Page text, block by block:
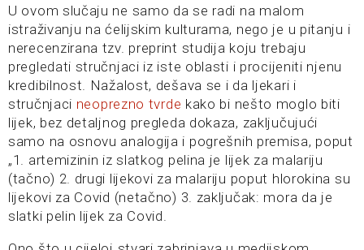
U ovom slučaju ne samo da se radi na malom
istraživanju na ćelijskim kulturama, nego je u pitanju i
nerecenzirana tzv. preprint studija koju trebaju
pregledati stručnjaci iz iste oblasti i procijeniti njenu
kredibilnost. Nažalost, dešava se i da ljekari i
stručnjaci neoprezno tvrde kako bi nešto moglo biti
lijek, bez detaljnog pregleda dokaza, zaključujući
samo na osnovu analogija i pogrešnih premisa, poput
„1. artemizinin iz slatkog pelina je lijek za malariju
(tačno) 2. drugi lijekovi za malariju poput hlorokina su
lijekovi za Covid (netačno) 3. zaključak: mora da je
slatki pelin lijek za Covid.